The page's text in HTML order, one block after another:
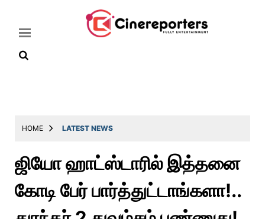
Latest
Throwback
Television
Reviews
HOME LATEST NEWS
ஜியோ ஹாட்ஸ்டாரில் இத்தனை
கோடி பேர் பார்த்துட்டாங்களா!..